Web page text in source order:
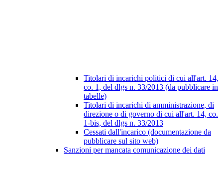
Titolari di incarichi politici di cui all'art. 14,
co. 1, del dlgs n. 33/2013 (da pubblicare in
tabelle)
Titolari di incarichi di amministrazione, di
direzione o di governo di cui all'art. 14, co.
1-bis, del dlgs n. 33/2013
Cessati dall'incarico (documentazione da
pubblicare sul sito web)
Sanzioni per mancata comunicazione dei dati